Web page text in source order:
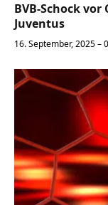
BVB-Schock
Juventus
16. September, 2025 –